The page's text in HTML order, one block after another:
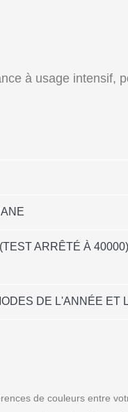
à usage intensif,
ARRÊTÉ À
DE L'ANNÉE ET
de couleurs entre